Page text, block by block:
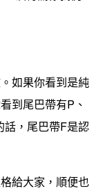
如果你看到是純
到尾巴帶有P、
話，尾巴帶F是認
給大家，順便也